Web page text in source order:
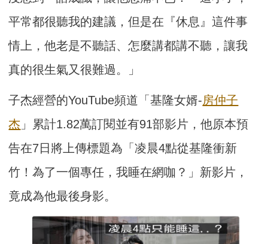
平常都很聽我的建議，但是在『休息』這件事
情上，他老是不聽話、怎麼講都講不聽，讓我
真的很生氣又很難過。」
子杰經營的YouTube頻道「基隆女婿-房仲子
杰 」累計1.82萬訂閱並有91部影片，他原本預
告在7日將上傳標題為「凌晨4點從基隆衝新
竹！為了一個專任，我睡在網咖？」新影片，
竟成為他最後身影。